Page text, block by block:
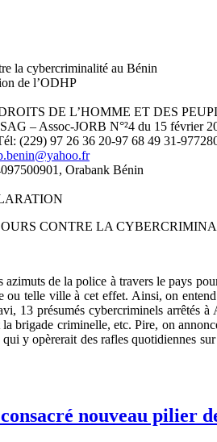
la cybercriminalité au Bénin
de l’ODHP
DE L’HOMME ET DES
– Assoc-JORB N°²4 du 15 février
(229) 97 26 36 20-97 68 49 31-
Orabank Bénin
CONTRE LA
de la police à travers le pays
telle ville à cet effet. Ainsi, on
présumés cybercriminels arrêtés
criminelle, etc. Pire, on
y opèrerait des rafles quotidiennes
nouveau pilier